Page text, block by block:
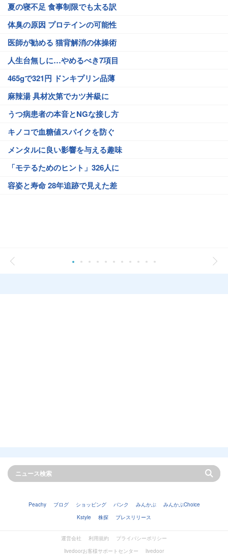
夏の寝不足 食事制限でも太る訳
体臭の原因 プロテインの可能性
医師が勧める 猫背解消の体操術
人生台無しに…やめるべき7項目
465gで321円 ドンキプリン品薄
麻辣湯 具材次第でカツ丼級に
うつ病患者の本音とNGな接し方
キノコで血糖値スパイクを防ぐ
メンタルに良い影響を与える趣味
「モテるためのヒント」326人に
容姿と寿命 28年追跡で見えた差
Peachy ブログ ショッピング バンク みんかぶ
みんかぶChoice
Kstyle
株探 プレスリリース
運営会社 利用規約
プライバシーポリシー
livedoorお客様サポートセンター
livedoor